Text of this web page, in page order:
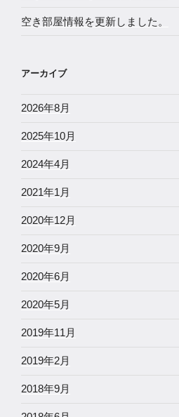
空き部屋情報を更新しました。
アーカイブ
2026年8月
2025年10月
2024年4月
2021年1月
2020年12月
2020年9月
2020年6月
2020年5月
2019年11月
2019年2月
2018年9月